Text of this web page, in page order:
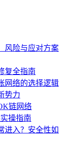
风险与应对方案
复全指南
网络的选择逻辑
势力
链网络
操指南
进入？安全性如